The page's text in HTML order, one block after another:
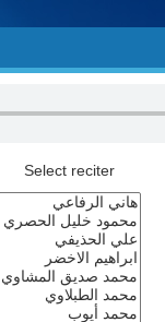
Select reciter